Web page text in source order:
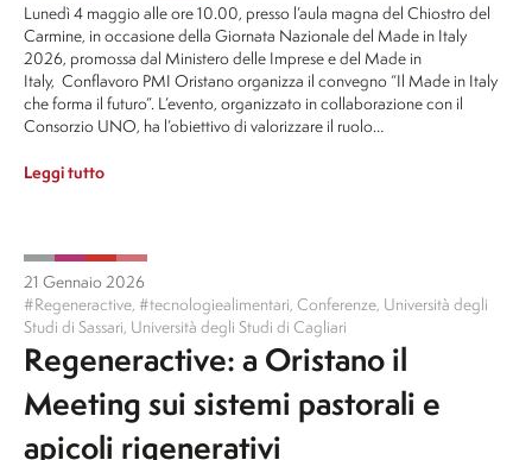
Lunedì 4 maggio alle ore 10.00, presso l’aula magna del Chiostro del
Carmine, in occasione della Giornata Nazionale del Made in Italy
2026, promossa dal Ministero delle Imprese e del Made in
Italy, Conflavoro PMI Oristano organizza il convegno “Il Made in Italy
che forma il futuro”. L’evento, organizzato in collaborazione con il
Consorzio UNO, ha l’obiettivo di valorizzare il ruolo…
Leggi tutto
21 Gennaio 2026
#Regeneractive, #tecnologiealimentari Conferenze, Università degli
Studi di Sassari Università degli Studi di Cagliari
Regeneractive: a Oristano il
Meeting sui sistemi pastorali e
apicoli rigenerativi